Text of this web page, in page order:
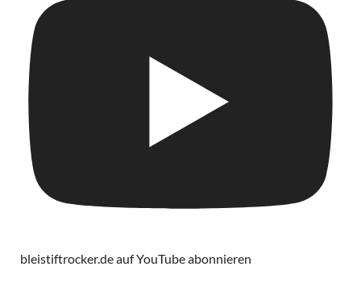
bleistiftrocker.de auf YouTube abonnieren